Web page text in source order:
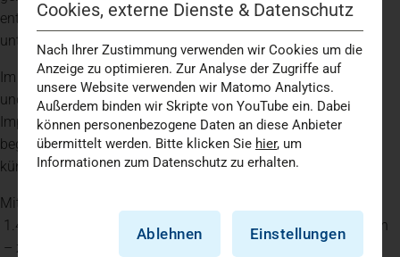
entsprechender Eignung – eine schnellere Rehabilitation
unterstützen.
Im operativen Bereich setzt die Klinik auf moderne Verfahren
und robotergestützte Unterstützung bei Planung und
Implantation durch zwei MAKO-Roboter. Die Mobilisation
beginnt in der Regel bereits am Tag der Operation, das
künstliche Gelenk ist meist direkt belastbar.
Mit rund 2.300 endoprothetischen Eingriffen jährlich – davon
1.400 Knietotalendoprothesen (KTEP) und Schlittenprothesen
– zählt die Klinik zu den leistungsstärksten Endoprothetik-
Cookies, externe Dienste & Datenschutz
Nach Ihrer Zustimmung verwenden wir Cookies um die
Anzeige zu optimieren. Zur Analyse der Zugriffe auf
unsere Website verwenden wir Matomo Analytics.
Außerdem binden wir Skripte von YouTube ein. Dabei
können personenbezogene Daten an diese Anbieter
übermittelt werden. Bitte klicken Sie hier, um
Informationen zum Datenschutz zu erhalten.
Ablehnen Einstellungen